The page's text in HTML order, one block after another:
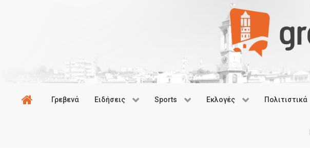
Γρεβενά Ειδήσεις Sports Εκλογές Πολιτιστικά